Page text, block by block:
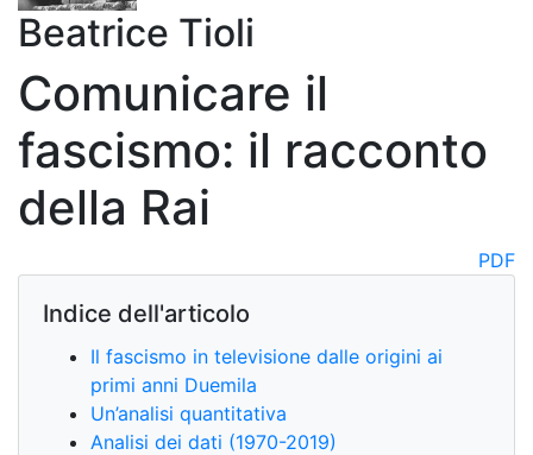
Beatrice Tioli
Comunicare il
fascismo: il racconto
della Rai
PDF
Indice dell'articolo
Il fascismo in televisione dalle origini ai
primi anni Duemila
Un’analisi quantitativa
Analisi dei dati (1970-2019)